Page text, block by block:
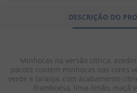
DESCRIÇÃO DO
Minhocas na versão cítrica,
pacote contém minhocas nas cores
verde e laranja, com acabamento
framboesa, lima-limão, maçã